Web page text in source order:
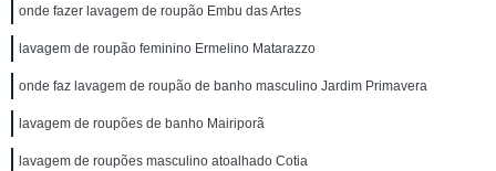
onde fazer lavagem de roupão Embu das Artes
lavagem de roupão feminino Ermelino Matarazzo
onde faz lavagem de roupão de banho masculino Jardim Primavera
lavagem de roupões de banho Mairiporã
lavagem de roupões masculino atoalhado Cotia